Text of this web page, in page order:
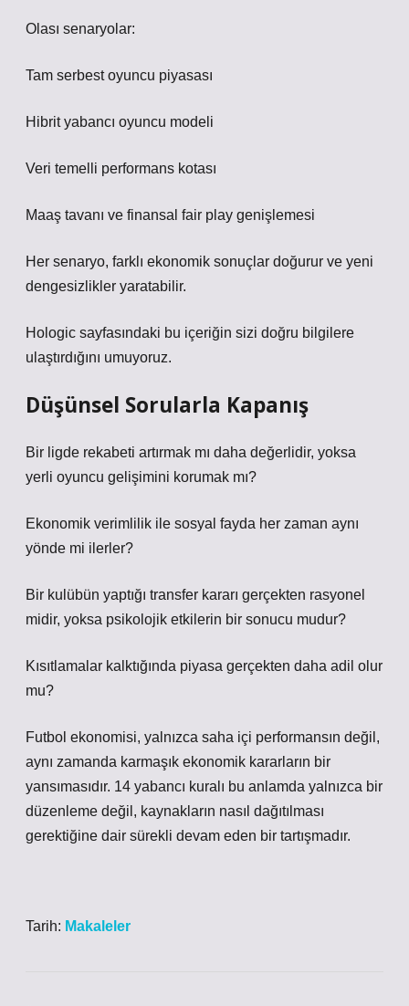
Olası senaryolar:
Tam serbest oyuncu piyasası
Hibrit yabancı oyuncu modeli
Veri temelli performans kotası
Maaş tavanı ve finansal fair play genişlemesi
Her senaryo, farklı ekonomik sonuçlar doğurur ve yeni
dengesizlikler yaratabilir.
Hologic sayfasındaki bu içeriğin sizi doğru bilgilere
ulaştırdığını umuyoruz.
Düşünsel Sorularla Kapanış
Bir ligde rekabeti artırmak mı daha değerlidir, yoksa
yerli oyuncu gelişimini korumak mı?
Ekonomik verimlilik ile sosyal fayda her zaman aynı
yönde mi ilerler?
Bir kulübün yaptığı transfer kararı gerçekten rasyonel
midir, yoksa psikolojik etkilerin bir sonucu mudur?
Kısıtlamalar kalktığında piyasa gerçekten daha adil olur
mu?
Futbol ekonomisi, yalnızca saha içi performansın değil,
aynı zamanda karmaşık ekonomik kararların bir
yansımasıdır. 14 yabancı kuralı bu anlamda yalnızca bir
düzenleme değil, kaynakların nasıl dağıtılması
gerektiğine dair sürekli devam eden bir tartışmadır.
Tarih: Makaleler